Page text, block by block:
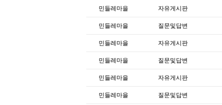
민들레마을 자유게시판
민들레마을 질문및답변
민들레마을 자유게시판
민들레마을 질문및답변
민들레마을 자유게시판
민들레마을 질문및답변